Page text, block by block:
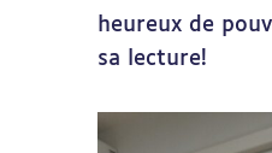
heureux de
sa lecture!